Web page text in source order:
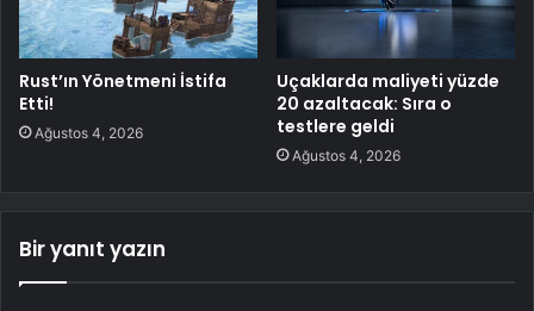
Rust’ın Yönetmeni İstifa
Etti!
Ağustos 4, 2026
Uçaklarda maliyeti yüzde
20 azaltacak: Sıra o
testlere geldi
Ağustos 4, 2026
Bir yanıt yazın